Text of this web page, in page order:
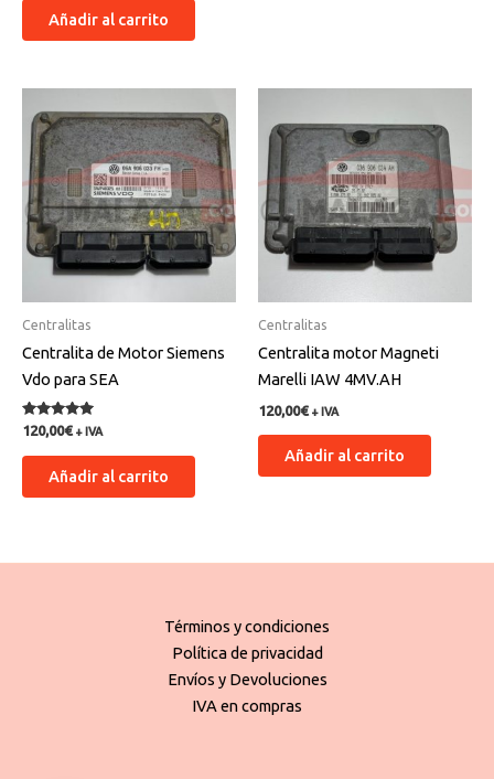
Añadir al carrito
Centralitas
Centralita de Motor Siemens
Vdo para SEA
Valorado
5.00
120,00€ + IVA
Añadir al carrito
Centralitas
Centralita motor Magneti
Marelli IAW 4MV.AH
120,00€ + IVA
Añadir al carrito
Términos y condiciones
Política de privacidad
Envíos y Devoluciones
IVA en compras